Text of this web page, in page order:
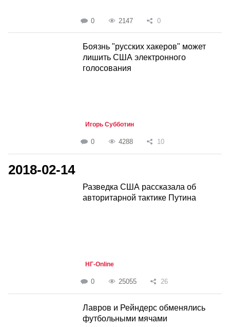
0 2147 0
Боязнь "русских хакеров" может
лишить США электронного
голосования
Игорь Субботин
0 4288 10
2018-02-14
Разведка США рассказала об
авторитарной тактике Путина
НГ-Online
0 25055 26
Лавров и Рейндерс обменялись
футбольными мячами